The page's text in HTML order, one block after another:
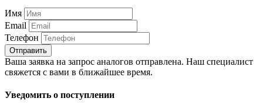
Имя
Email
Телефон
Отправить
Ваша заявка на запрос аналогов отправлена. Наш специалист
свяжется с вами в ближайшее время.
Уведомить о поступлении